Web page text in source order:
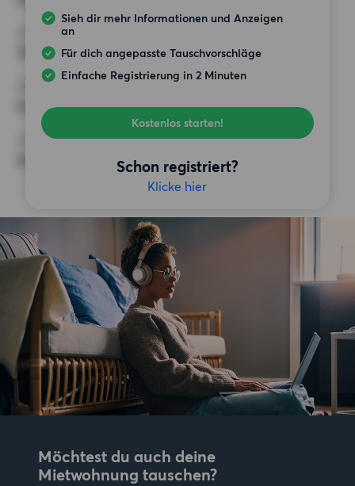
Sieh dir mehr Informationen und Anzeigen
an
Für dich angepasste Tauschvorschläge
Einfache Registrierung in 2 Minuten
Kostenlos starten!
Schon registriert?
Klicke hier
HÖCHSTMIETE (KALTMIETE)
700 EUR
Keine besonderen Anforderungen
SONSTIGE PRÄFERENZEN
Keine bestimmten Präferenzen
Möchtest du auch deine
Mietwohnung tauschen?